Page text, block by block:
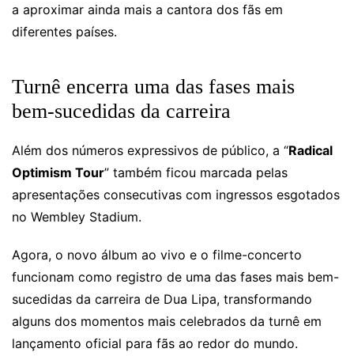
a aproximar ainda mais a cantora dos fãs em
diferentes países.
Turnê encerra uma das fases mais
bem-sucedidas da carreira
Além dos números expressivos de público, a “Radical
Optimism Tour” também ficou marcada pelas
apresentações consecutivas com ingressos esgotados
no Wembley Stadium.
Agora, o novo álbum ao vivo e o filme-concerto
funcionam como registro de uma das fases mais bem-
sucedidas da carreira de Dua Lipa, transformando
alguns dos momentos mais celebrados da turnê em
lançamento oficial para fãs ao redor do mundo.